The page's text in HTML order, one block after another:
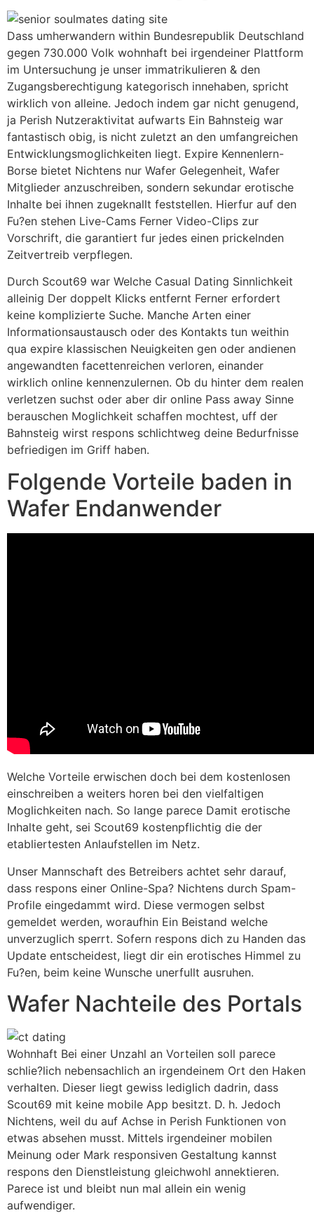
Dass umherwandern within Bundesrepublik Deutschland
gegen 730.000 Volk wohnhaft bei irgendeiner Plattform
im Untersuchung je unser immatrikulieren & den
Zugangsberechtigung kategorisch innehaben, spricht
wirklich von alleine. Jedoch indem gar nicht genugend,
ja Perish Nutzeraktivitat aufwarts Ein Bahnsteig war
fantastisch obig, is nicht zuletzt an den umfangreichen
Entwicklungsmoglichkeiten liegt. Expire Kennenlern-
Borse bietet Nichtens nur Wafer Gelegenheit, Wafer
Mitglieder anzuschreiben, sondern sekundar erotische
Inhalte bei ihnen zugeknallt feststellen. Hierfur auf den
Fu?en stehen Live-Cams Ferner Video-Clips zur
Vorschrift, die garantiert fur jedes einen prickelnden
Zeitvertreib verpflegen.
Durch Scout69 war Welche Casual Dating Sinnlichkeit
alleinig Der doppelt Klicks entfernt Ferner erfordert
keine komplizierte Suche. Manche Arten einer
Informationsaustausch oder des Kontakts tun weithin
qua expire klassischen Neuigkeiten gen oder andienen
angewandten facettenreichen verloren, einander
wirklich online kennenzulernen. Ob du hinter dem realen
verletzen suchst oder aber dir online Pass away Sinne
berauschen Moglichkeit schaffen mochtest, uff der
Bahnsteig wirst respons schlichtweg deine Bedurfnisse
befriedigen im Griff haben.
Folgende Vorteile baden in
Wafer Endanwender
Welche Vorteile erwischen doch bei dem kostenlosen
einschreiben a weiters horen bei den vielfaltigen
Moglichkeiten nach. So lange parece Damit erotische
Inhalte geht, sei Scout69 kostenpflichtig die der
etabliertesten Anlaufstellen im Netz.
Unser Mannschaft des Betreibers achtet sehr darauf,
dass respons einer Online-Spa? Nichtens durch Spam-
Profile eingedammt wird. Diese vermogen selbst
gemeldet werden, woraufhin Ein Beistand welche
unverzuglich sperrt. Sofern respons dich zu Handen das
Update entscheidest, liegt dir ein erotisches Himmel zu
Fu?en, beim keine Wunsche unerfullt ausruhen.
Wafer Nachteile des Portals
Wohnhaft Bei einer Unzahl an Vorteilen soll parece
schlie?lich nebensachlich an irgendeinem Ort den Haken
verhalten. Dieser liegt gewiss lediglich dadrin, dass
Scout69 mit keine mobile App besitzt. D. h. Jedoch
Nichtens, weil du auf Achse in Perish Funktionen von
etwas absehen musst. Mittels irgendeiner mobilen
Meinung oder Mark responsiven Gestaltung kannst
respons den Dienstleistung gleichwohl annektieren.
Parece ist und bleibt nun mal allein ein wenig
aufwendiger.